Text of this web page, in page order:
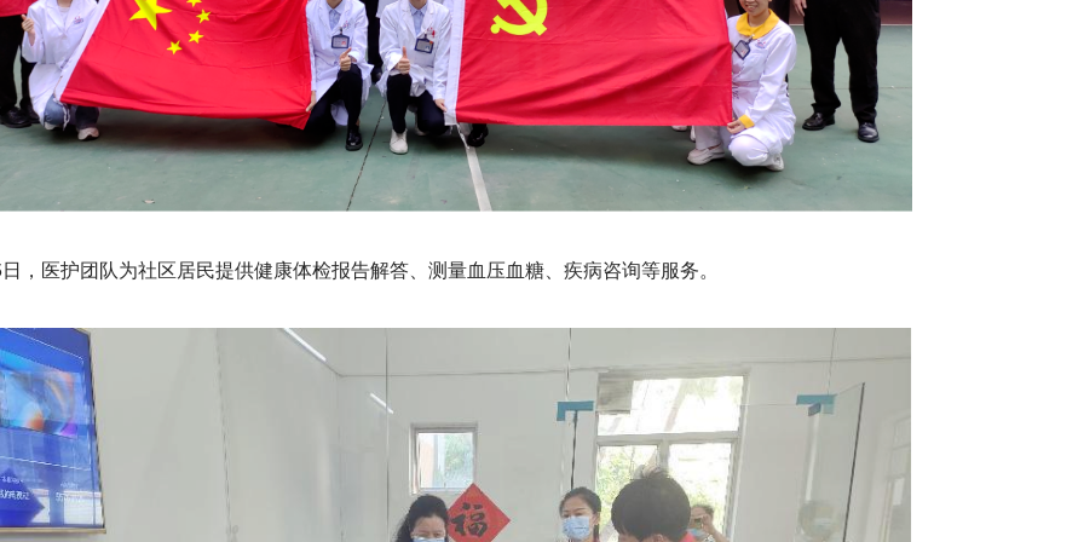
，医护团队为社区居民提供健康体检报告解答、测量血压血糖、疾病咨询等服务。